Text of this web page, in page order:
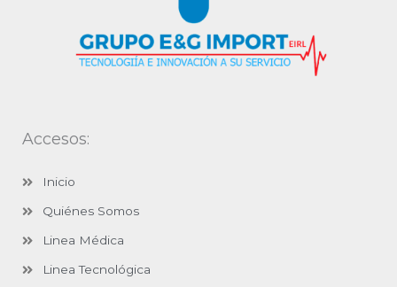
Accesos:
Inicio
Quiénes Somos
Linea Médica
Linea Tecnológica